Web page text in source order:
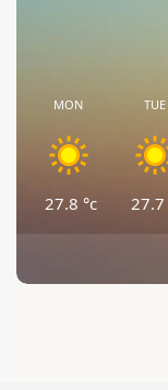
MON
27.8 °c
TUE
27.7